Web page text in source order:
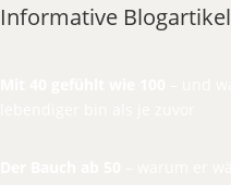
Informative Blogartikel